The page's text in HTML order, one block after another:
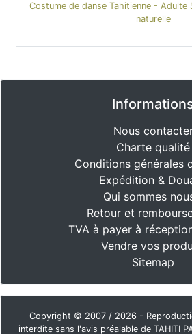
Costume de danse Tahitienne - Adulte
naturelle
Nous
Charte qualité
Conditions générales
Expédition &
Qui sommes
Retour et
TVA à payer à
Vendre vos
Sitemap
Copyright © 2007 / 2026 -
interdite sans l'avis préalable de TAHITI